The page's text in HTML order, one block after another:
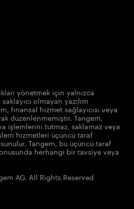
yönetmek için yalnızca
olmayan yazılım
finansal hizmet sağlayıcısı veya
düzenlenmemiştir. Tangem,
işlemlerini tutmaz, saklamaz veya
hizmetleri üçüncü taraf
Tangem, bu üçüncü taraf
herhangi bir tavsiye veya